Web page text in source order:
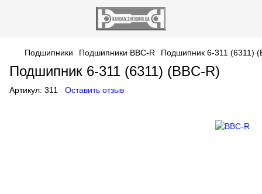
Подшипники Подшипники BBC-R Подшипник 6-311 (6311)
Подшипник 6-311 (6311) (BBC-R)
Артикул: 311 Оставить отзыв